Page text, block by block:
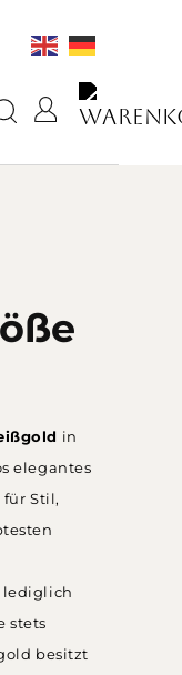
in
elegantes
Stil,
lediglich
stets
besitzt